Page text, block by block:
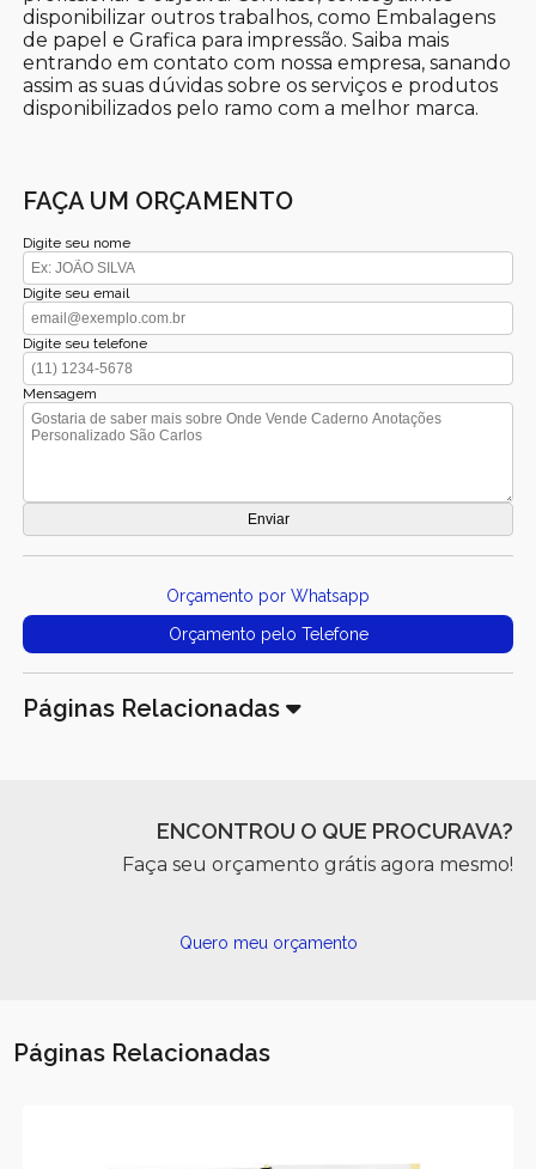
disponibilizar outros trabalhos, como Embalagens
de papel e Grafica para impressão. Saiba mais
entrando em contato com nossa empresa, sanando
assim as suas dúvidas sobre os serviços e produtos
disponibilizados pelo ramo com a melhor marca.
FAÇA UM ORÇAMENTO
Digite seu nome
Digite seu email
Digite seu telefone
Mensagem
Orçamento por Whatsapp
Orçamento pelo Telefone
Páginas Relacionadas
ENCONTROU O QUE PROCURAVA?
Faça seu orçamento grátis agora mesmo!
Quero meu orçamento
Páginas Relacionadas